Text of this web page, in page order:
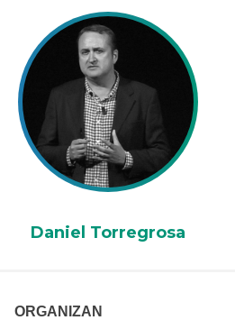
Daniel Torregrosa
ORGANIZAN